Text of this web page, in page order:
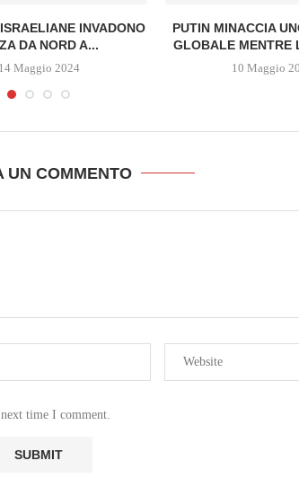
INVADONO
DA NORD A...
14 Maggio 2024
PUTIN MINACCIA
GLOBALE MENTRE
10 Maggio
UN COMMENTO
time I comment.